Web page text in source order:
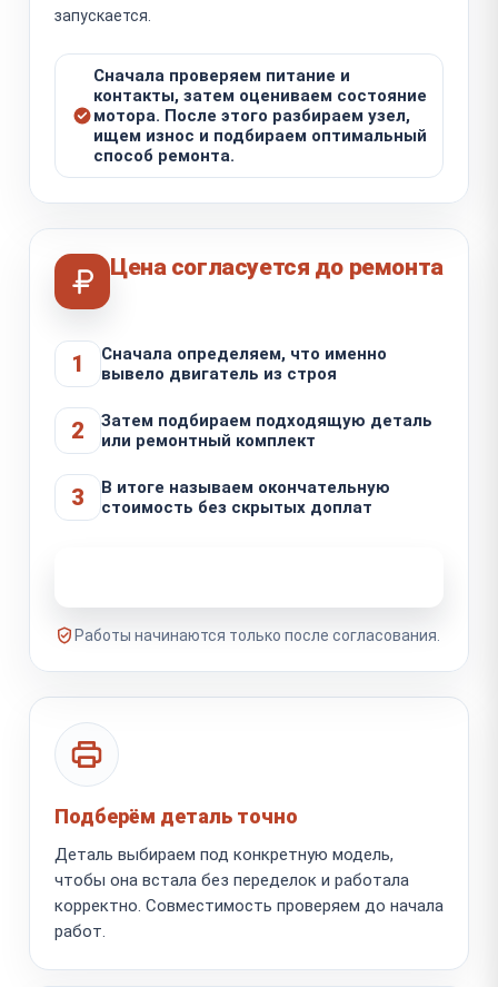
запускается.
Сначала проверяем питание и
контакты, затем оцениваем состояние
мотора. После этого разбираем узел,
ищем износ и подбираем оптимальный
способ ремонта.
Цена согласуется до ремонта
1
Сначала определяем, что именно
вывело двигатель из строя
2
Затем подбираем подходящую деталь
или ремонтный комплект
3
В итоге называем окончательную
стоимость без скрытых доплат
Работы начинаются только после согласования.
Подберём деталь точно
Деталь выбираем под конкретную модель,
чтобы она встала без переделок и работала
корректно. Совместимость проверяем до начала
работ.